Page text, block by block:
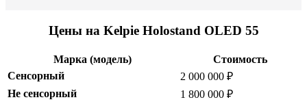
Цены на Kelpie Holostand OLED 55
Марка (модель)
Стоимость
Сенсорный
2 000 000 ₽
Не сенсорный
1 800 000 ₽